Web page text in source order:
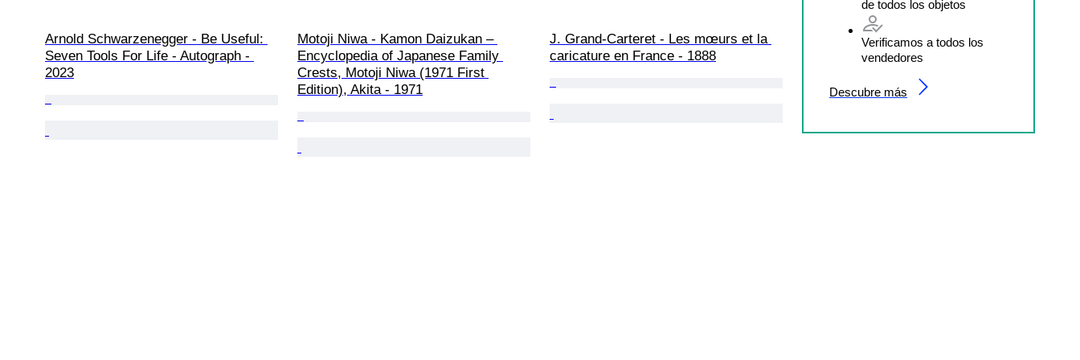
de todos los objetos
Verificamos a todos los
vendedores
Descubre más
Arnold Schwarzenegger - Be Useful:
Seven Tools For Life - Autograph -
2023
Motoji Niwa - Kamon Daizukan –
Encyclopedia of Japanese Family
Crests, Motoji Niwa (1971 First
Edition), Akita - 1971
J. Grand-Carteret - Les mœurs et la
caricature en France - 1888